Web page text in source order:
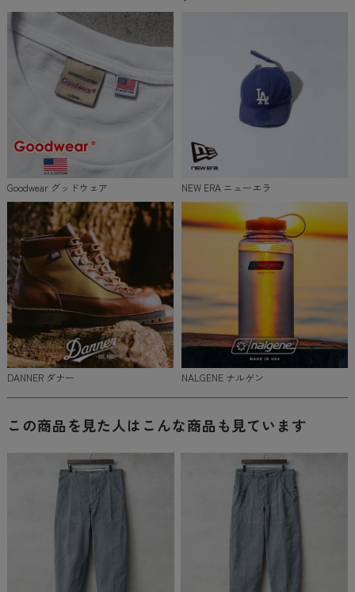
Goodwear グッドウェア NEW ERA ニューエラ
DANNER ダナー NALGENE ナルゲン
この商品を見た人はこんな商品も見ています